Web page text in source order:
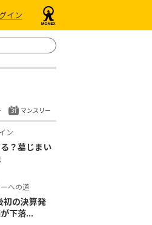
イン
ン
？墓じまい
への道
初の決算発
下落...
マンスリー